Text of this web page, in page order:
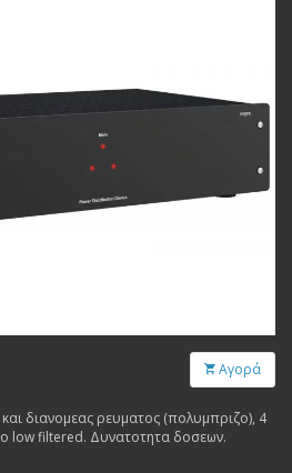
Αγορά
διανομεας ρευματος (πολυμπριζο), 4
low filtered. Δυνατοτητα δοσεων.